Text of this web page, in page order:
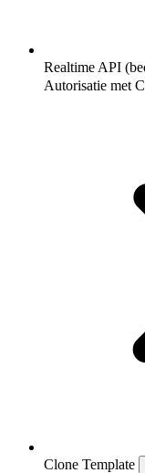
Realtime API
Autorisatie met
Clone Template